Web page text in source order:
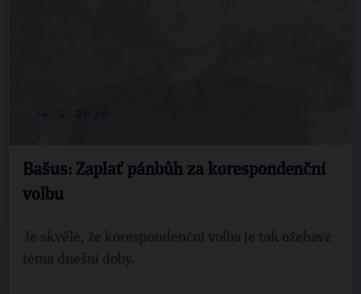
Bašus: Zaplať pánbůh za korespondenční
volbu
Je skvělé, že korespondenční volba je tak ožehavé
téma dnešní doby.